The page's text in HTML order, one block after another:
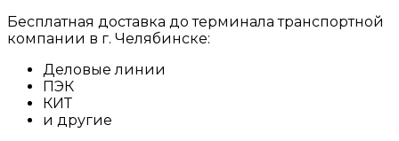
Бесплатная доставка до терминала транспортной
компании в г. Челябинске:
Деловые линии
ПЭК
КИТ
и другие